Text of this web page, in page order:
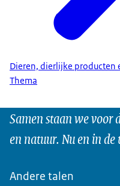
Dieren, dierlijke producten
Thema
Samen staan we voor
en natuur. Nu en in
Andere talen